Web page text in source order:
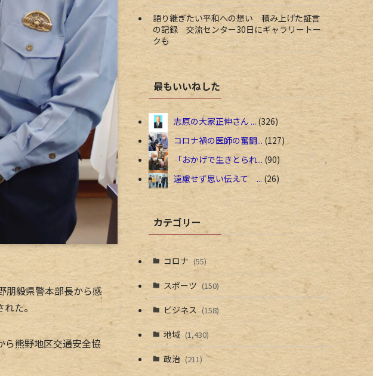
朋毅県警本部長から感
た。
熊野地区交通安全協
語り継ぎたい平和への想い 積み上げた証言
の記録 交流センター30日にギャラリートー
クも
最もいいねした
志原の大家正伸さん ... 326
コロナ禍の医師の奮闘... 127
「おかげで生きとられ... 90
遠慮せず思い伝えて ... 26
カテゴリー
コロナ (55)
スポーツ (150)
ビジネス (158)
地域 (1,430)
政治 (211)